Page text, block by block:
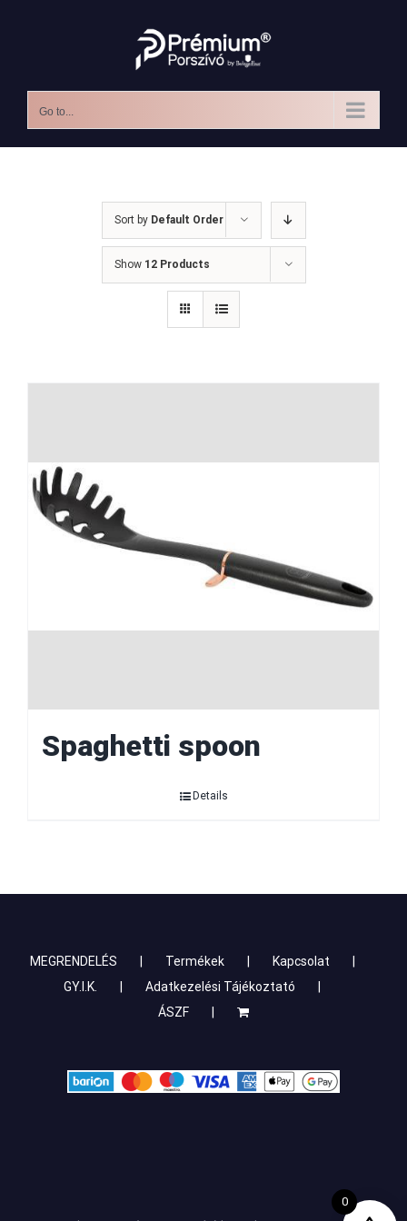
Go to...
Sort by Default Order
Show 12 Products
Spaghetti spoon
Details
MEGRENDELÉS Termékek
Kapcsolat
GY.I.K.
Adatkezelési Tájékoztató
ÁSZF
0